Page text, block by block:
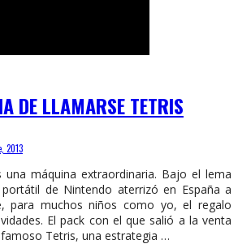
DE LLAMARSE TETRIS
2013
una máquina extraordinaria. Bajo el lema
de Nintendo aterrizó en España a
para muchos niños como yo, el regalo
El pack con el que salió a la venta
Tetris, una estrategia …